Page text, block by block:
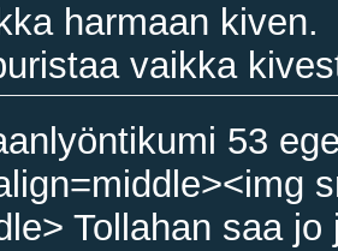
harmaan kiven.
vaikka
53
Tollahan saa